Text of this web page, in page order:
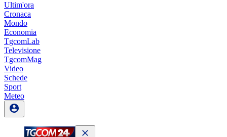
Ultim'ora
Cronaca
Mondo
Economia
TgcomLab
Televisione
TgcomMag
Video
Schede
Sport
Meteo